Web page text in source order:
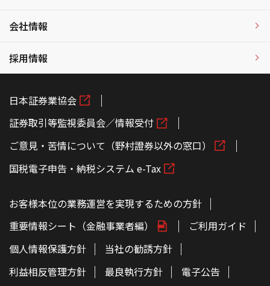
会社情報
採用情報
日本証券業協会
証券取引等監視委員会／情報受付
ご意見・苦情について（野村證券以外の窓口）
国税電子申告・納税システム e-Tax
お客様本位の業務運営を実現するための方針
重要情報シート（金融事業者編）
ご利用ガイド
個人情報保護方針
当社の勧誘方針
利益相反管理方針
最良執行方針
電子公告